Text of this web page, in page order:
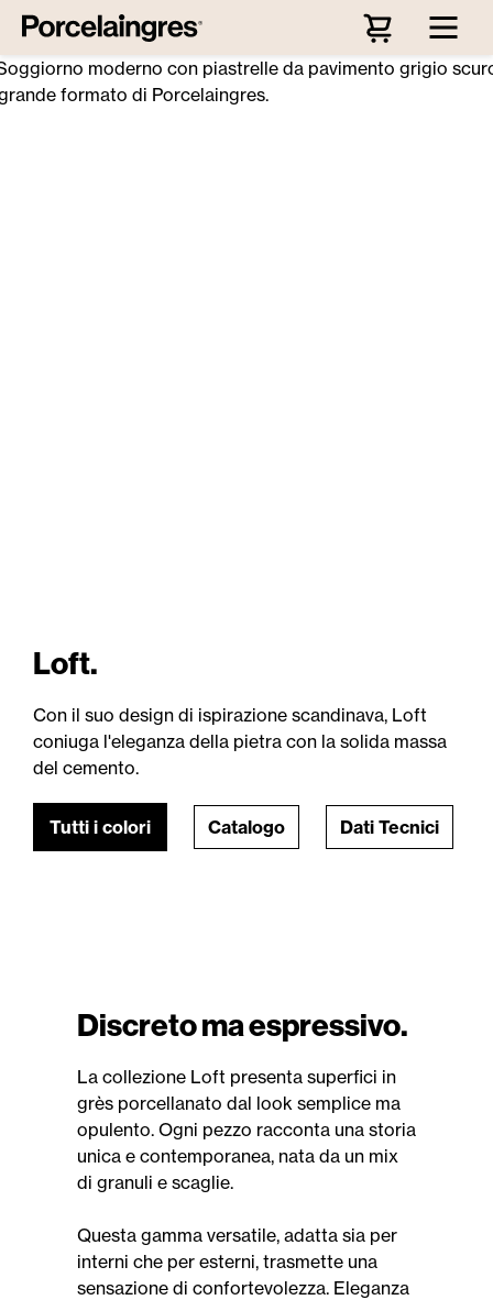
Passa al contenuto principale
Loft.
Con il suo design di ispirazione scandinava, Loft
coniuga l'eleganza della pietra con la solida massa
del cemento.
Tutti i colori Catalogo Dati Tecnici
Discreto ma espressivo.
La collezione Loft presenta superfici in
grès porcellanato dal look semplice ma
opulento. Ogni pezzo racconta una storia
unica e contemporanea, nata da un mix
di granuli e scaglie.
Questa gamma versatile, adatta sia per
interni che per esterni, trasmette una
sensazione di confortevolezza. Eleganza